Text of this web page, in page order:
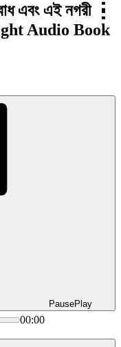
এবং এই নগরী ┇
Audio Book
PausePlay
00:00